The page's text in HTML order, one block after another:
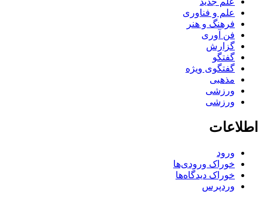
علم و فناوری
فرهنگ و هنر
فن آوری
گزارش
گفتگو
گفتگوی ویژه
مذهبی
ورزشی
ورزشی
اطلاعات
ورود
خوراک ورودی‌ها
خوراک دیدگاه‌ها
وردپرس